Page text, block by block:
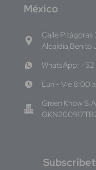
México
Calle Pitágoras
Alcaldía Benito
WhatsApp:
Lun - Vie 8:00
Green Know
S